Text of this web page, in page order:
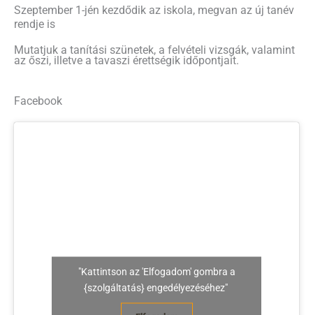
Szeptember 1-jén kezdődik az iskola, megvan az új tanév
rendje is
Mutatjuk a tanítási szünetek, a felvételi vizsgák, valamint
az őszi, illetve a tavaszi érettségik időpontjait.
Facebook
"Kattintson az 'Elfogadom' gombra a
{szolgáltatás} engedélyezéséhez"